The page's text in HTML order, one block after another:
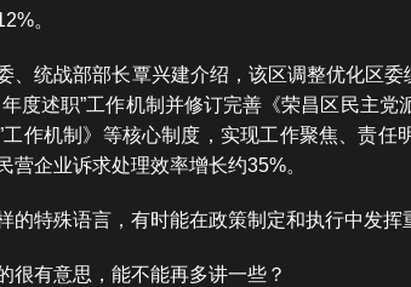
。
、统战部部长覃兴建介绍，该区调整优化区
度述职”工作机制并修订完善《荣昌区民主
工作机制》等核心制度，实现工作聚焦、责
营企业诉求处理效率增长约35%。
的特殊语言，有时能在政策制定和执行中发挥
很有意思，能不能再多讲一些？